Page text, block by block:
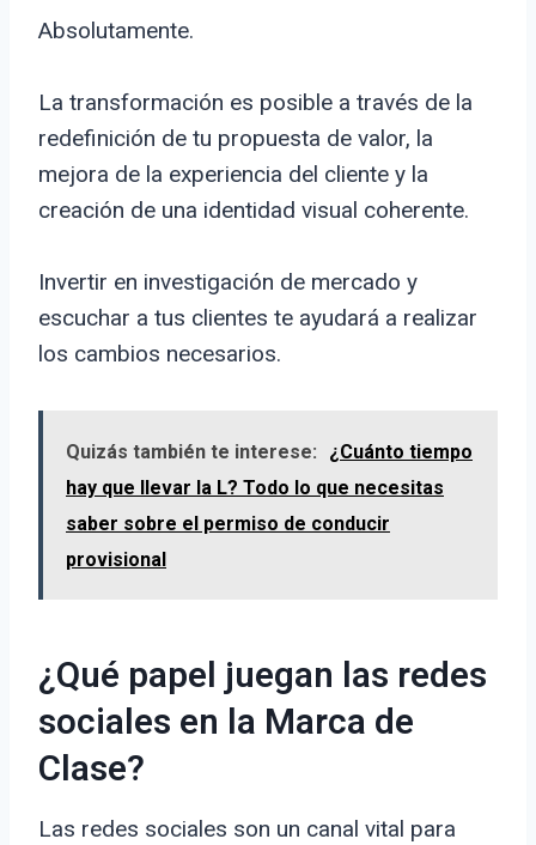
Absolutamente.
La transformación es posible a través de la
redefinición de tu propuesta de valor, la
mejora de la experiencia del cliente y la
creación de una identidad visual coherente.
Invertir en investigación de mercado y
escuchar a tus clientes te ayudará a realizar
los cambios necesarios.
Quizás también te interese:
¿Cuánto tiempo
hay que llevar la L? Todo lo que necesitas
saber sobre el permiso de conducir
provisional
¿Qué papel juegan las redes
sociales en la Marca de
Clase?
Las redes sociales son un canal vital para